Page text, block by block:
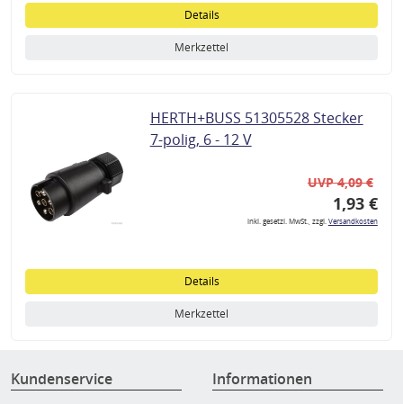
Details
Merkzettel
HERTH+BUSS 51305528 Stecker
7-polig, 6 - 12 V
UVP 4,09 €
1,93 €
inkl. gesetzl. MwSt., zzgl.Versandkosten
Details
Merkzettel
Kundenservice Informationen